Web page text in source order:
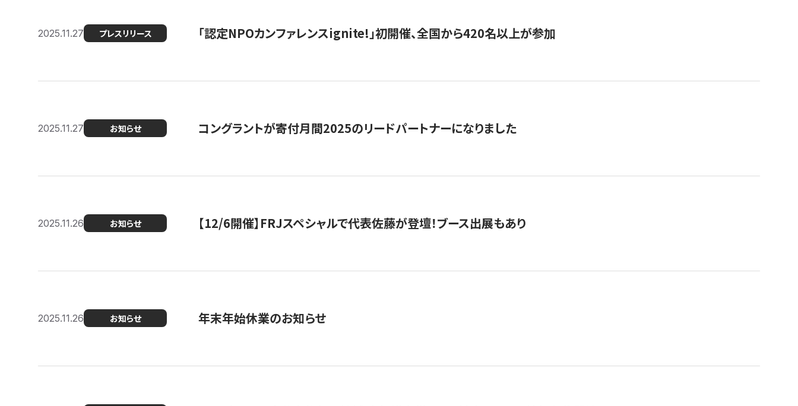
2025.11.27 プレスリリース 「認定NPOカンファレンスignite!」初開催、全国から420名以上が参加
2025.11.27 お知らせ コングラントが寄付月間2025のリードパートナーになりました
2025.11.26 お知らせ 【12/6開催】FRJスペシャルで代表佐藤が登壇！ブース出展もあり
2025.11.26 お知らせ 年末年始休業のお知らせ